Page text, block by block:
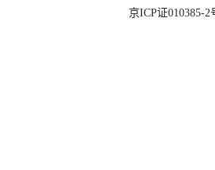
京ICP证010385-2